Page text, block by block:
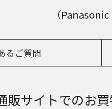
（
るご質問
販サイトでのお